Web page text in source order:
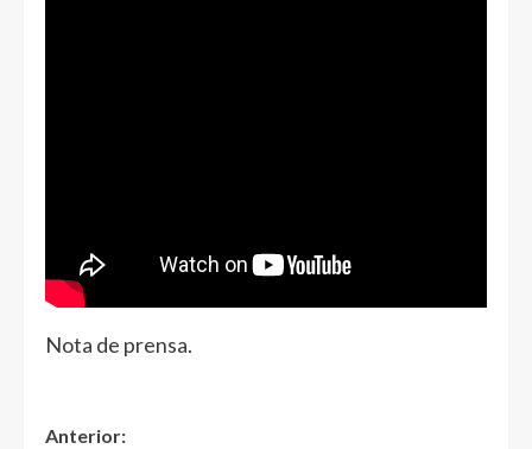
Nota de prensa.
Anterior: